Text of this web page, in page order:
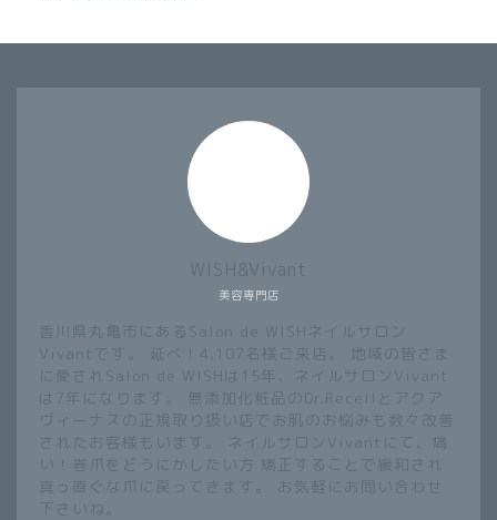
美容専門店
WISH&Vivant
香川県丸亀市にあるSalon de WISHネイルサロン
Vivantです。 延べ！4,107名様ご来店。 地域の皆さま
に愛されSalon de WISHは15年、ネイルサロンVivant
は7年になります。 無添加化粧品のDr.Recellとアクア
ヴィーナスの正規取り扱い店でお肌のお悩みも数々改善
されたお客様もいます。 ネイルサロンVivantにて、痛
い！巻爪をどうにかしたい方 矯正することで緩和され
真っ直ぐな爪に戻ってきます。 お気軽にお問い合わせ
下さいね。